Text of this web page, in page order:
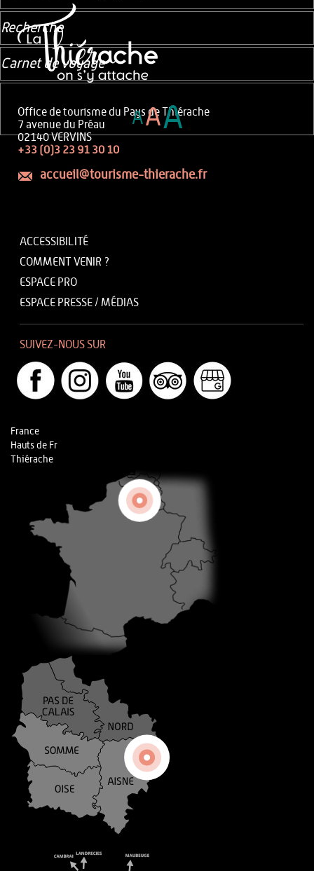
Office de tourisme du Pays de Thiérache
7 avenue du Préau
02140 VERVINS
+33 (0)3 23 91 30 10
accueil@tourisme-thierache.fr
ACCESSIBILITÉ
COMMENT VENIR ?
ESPACE PRO
ESPACE PRESSE / MÉDIAS
SUIVEZ-NOUS SUR
France
Hauts de Fr
Thiérache
Recherche
Carnet de voyage
AAA